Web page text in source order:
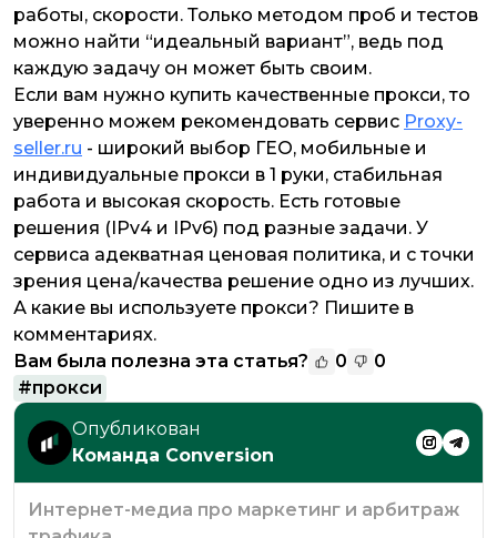
работы, скорости. Только методом проб и тестов
можно найти “идеальный вариант”, ведь под
каждую задачу он может быть своим.
Если вам нужно купить качественные прокси, то
уверенно можем рекомендовать сервис Proxy-
seller.ru - широкий выбор ГЕО, мобильные и
индивидуальные прокси в 1 руки, стабильная
работа и высокая скорость. Есть готовые
решения (IPv4 и IPv6) под разные задачи. У
сервиса адекватная ценовая политика, и с точки
зрения цена/качества решение одно из лучших.
А какие вы используете прокси? Пишите в
комментариях.
Вам была полезна эта статья?
0
0
#прокси
Опубликован
Команда Conversion
Интернет-медиа про маркетинг и арбитраж